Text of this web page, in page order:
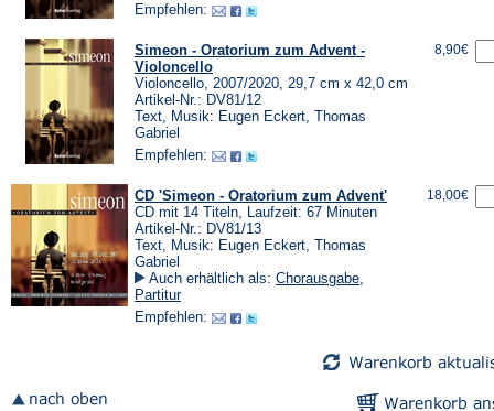
Empfehlen:
Simeon - Oratorium zum Advent -
Violoncello
Violoncello, 2007/2020, 29,7 cm x 42,0 cm
Artikel-Nr.: DV81/12
Text, Musik: Eugen Eckert, Thomas
Gabriel
Empfehlen:
8,90€
CD 'Simeon - Oratorium zum Advent'
CD mit 14 Titeln, Laufzeit: 67 Minuten
Artikel-Nr.: DV81/13
Text, Musik: Eugen Eckert, Thomas
Gabriel
Auch erhältlich als: Chorausgabe,
Partitur
Empfehlen:
18,00€